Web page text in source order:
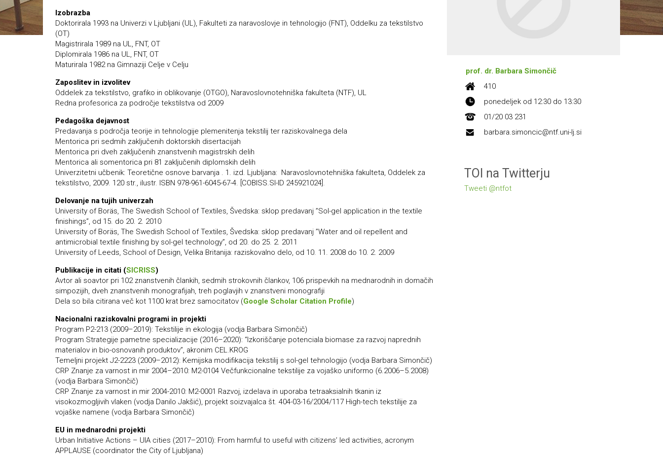
Izobrazba
Doktorirala 1993 na Univerzi v Ljubljani (UL), Fakulteti za naravoslovje in tehnologijo (FNT), Oddelku za tekstilstvo
(OT)
Magistrirala 1989 na UL, FNT, OT
Diplomirala 1986 na UL, FNT, OT
Maturirala 1982 na Gimnaziji Celje v Celju
Zaposlitev in izvolitev
Oddelek za tekstilstvo, grafiko in oblikovanje (OTGO), Naravoslovnotehniška fakulteta (NTF), UL
Redna profesorica za področje tekstilstva od 2009
Pedagoška dejavnost
Predavanja s področja teorije in tehnologije plemenitenja tekstilij ter raziskovalnega dela
Mentorica pri sedmih zaključenih doktorskih disertacijah
Mentorica pri dveh zaključenih znanstvenih magistrskih delih
Mentorica ali somentorica pri 81 zaključenih diplomskih delih
Univerzitetni učbenik: Teoretične osnove barvanja . 1. izd. Ljubljana: Naravoslovnotehniška fakulteta, Oddelek za
tekstilstvo, 2009. 120 str., ilustr. ISBN 978-961-6045-67-4. [COBISS.SI-ID 245921024].
Delovanje na tujih univerzah
University of Boräs, The Swedish School of Textiles, Švedska: sklop predavanj ”Sol-gel application in the textile
finishings”, od 15. do 20. 2. 2010
University of Boräs, The Swedish School of Textiles, Švedska: sklop predavanj ”Water and oil repellent and
antimicrobial textile finishing by sol-gel technology”, od 20. do 25. 2. 2011
University of Leeds, School of Design, Velika Britanija: raziskovalno delo, od 10. 11. 2008 do 10. 2. 2009
Publikacije in citati (SICRISS)
Avtor ali soavtor pri 102 znanstvenih člankih, sedmih strokovnih člankov, 106 prispevkih na mednarodnih in domačih
simpozijih, dveh znanstvenih monografijah, treh poglavjih v znanstveni monografiji
Dela so bila citirana več kot 1100 krat brez samocitatov (Google Scholar Citation Profile)
Nacionalni raziskovalni programi in projekti
Program P2-213 (2009–2019): Tekstilije in ekologija (vodja Barbara Simončič)
Program Strategije pametne specializacije (2016–2020): “Izkoriščanje potenciala biomase za razvoj naprednih
materialov in bio-osnovanih produktov”, akronim CEL.KROG
Temeljni projekt J2-2223 (2009–2012): Kemijska modifikacija tekstilij s sol-gel tehnologijo (vodja Barbara Simončič)
CRP Znanje za varnost in mir 2004–2010: M2-0104 Večfunkcionalne tekstilije za vojaško uniformo (6.2006–5.2008)
(vodja Barbara Simončič)
CRP Znanje za varnost in mir 2004-2010: M2-0001 Razvoj, izdelava in uporaba tetraaksialnih tkanin iz
visokozmogljivih vlaken (vodja Danilo Jakšić), projekt soizvajalca št. 404-03-16/2004/117 High-tech tekstilije za
vojaške namene (vodja Barbara Simončič)
EU in mednarodni projekti
Urban Initiative Actions – UIA cities (2017–2010): From harmful to useful with citizens’ led activities, acronym
APPLAUSE (coordinator the City of Ljubljana)
prof. dr. Barbara Simončič
410
ponedeljek od 12:30 do 13:30
01/20 03 231
barbara.simoncic@ntf.uni-lj.si
TOI na Twitterju
Tweeti @ntfot